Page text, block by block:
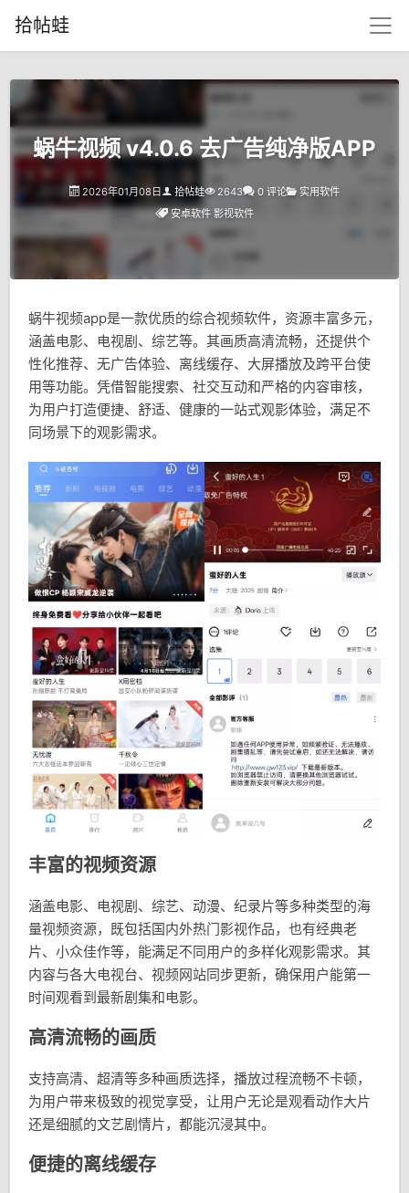
拾帖蛙
蜗牛视频 v4.0.6 去广告纯净版APP
2026年01月08日 拾帖蛙 2643 0 评论
实用软件
安卓软件 影视软件
蜗牛视频app是一款优质的综合视频软件，资源丰富多元，
涵盖电影、电视剧、综艺等。其画质高清流畅，还提供个
性化推荐、无广告体验、离线缓存、大屏播放及跨平台使
用等功能。凭借智能搜索、社交互动和严格的内容审核，
为用户打造便捷、舒适、健康的一站式观影体验，满足不
同场景下的观影需求。
丰富的视频资源
涵盖电影、电视剧、综艺、动漫、纪录片等多种类型的海
量视频资源，既包括国内外热门影视作品，也有经典老
片、小众佳作等，能满足不同用户的多样化观影需求。其
内容与各大电视台、视频网站同步更新，确保用户能第一
时间观看到最新剧集和电影。
高清流畅的画质
支持高清、超清等多种画质选择，播放过程流畅不卡顿，
为用户带来极致的视觉享受，让用户无论是观看动作大片
还是细腻的文艺剧情片，都能沉浸其中。
便捷的离线缓存